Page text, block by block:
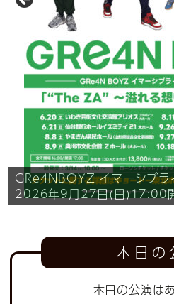
レオの小さなトランク
～TACT to the world
2026年8月11日（火・祝）
GRe4NBOYZイマーシブ
2026年9月27日(日)17:00
劇団四季ミュージカル『コ
2026年10月9日(金)18:30
タクトピアノオープンデイ
https://tacnal-
四角いおへや
タクトフリースペース閉館時
ORANGE RANGE LIVE
2026年12月13日(日
本日の
本日の公演は